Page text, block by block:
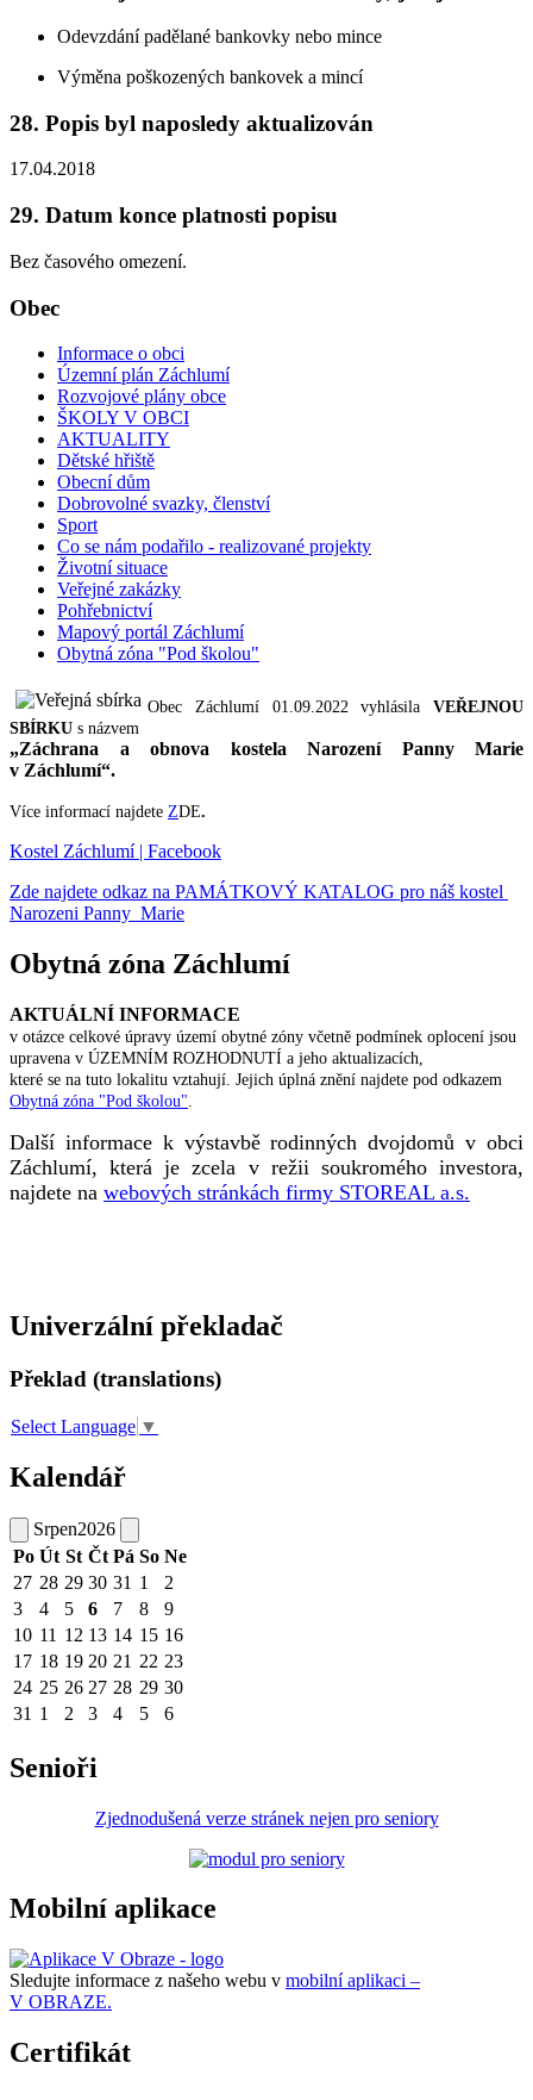
Odevzdání padělané bankovky nebo mince
Výměna poškozených bankovek a mincí
28. Popis byl naposledy aktualizován
17.04.2018
29. Datum konce platnosti popisu
Bez časového omezení.
Obec
Informace o obci
Územní plán Záchlumí
Rozvojové plány obce
ŠKOLY V OBCI
AKTUALITY
Dětské hřiště
Obecní dům
Dobrovolné svazky, členství
Sport
Co se nám podařilo - realizované projekty
Životní situace
Veřejné zakázky
Pohřebnictví
Mapový portál Záchlumí
Obytná zóna "Pod školou"
Obec Záchlumí 01.09.2022 vyhlásila VEŘEJNOU
SBÍRKU s názvem
„Záchrana a obnova kostela Narození Panny Marie
v Záchlumí“.
Více informací najdete ZDE.
Kostel Záchlumí | Facebook
Zde najdete odkaz na PAMÁTKOVÝ KATALOG pro náš kostel
Narozeni Panny Marie
Obytná zóna Záchlumí
AKTUÁLNÍ INFORMACE
v otázce celkové úpravy území obytné zóny včetně podmínek oplocení jsou
upravena v ÚZEMNÍM ROZHODNUTÍ a jeho aktualizacích,
které se na tuto lokalitu vztahují. Jejich úplná znění najdete pod odkazem
Obytná zóna "Pod školou".
Další informace k výstavbě rodinných dvojdomů v obci
Záchlumí, která je zcela v režii soukromého investora,
najdete na webových stránkách firmy STOREAL a.s.
Univerzální překladač
Překlad (translations)
Select Language ▼
Kalendář
Srpen2026
Po Út St Čt Pá So Ne
27 28 29 30 31 1
2
3
4 5 6 7 8
9
10 11 12 13 14 15 16
17 18 19 20 21 22 23
24 25 26 27 28 29 30
31 1 2 3 4 5 6
Senioři
Zjednodušená verze stránek nejen pro seniory
Mobilní aplikace
Sledujte informace z našeho webu v mobilní aplikaci –
V OBRAZE.
Certifikát